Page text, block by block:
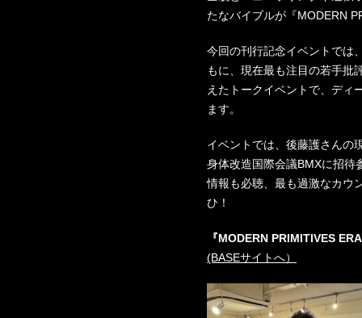
たなバイブルが『MODERN
今回の刊行記念イベントでは
もに、現在最も注目の若手批
えたトークイベントで、ディ
ます。
イベントでは、後藤護さんの
身体改造国際会議BMXに招待
情報も必聴、最も過激なカウ
ひ！
『MODERN PRIMITIVES
(BASEサイトへ）